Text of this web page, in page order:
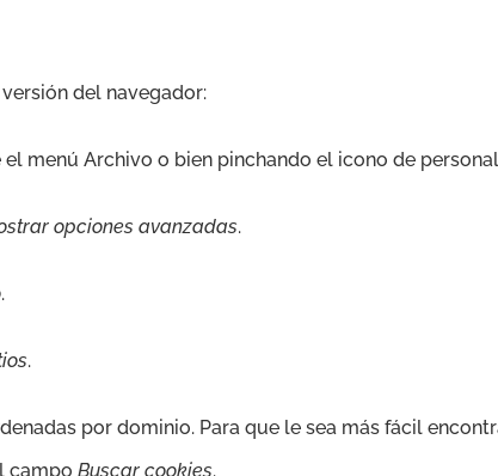
del navegador:
menú Archivo o bien pinchando el icono de
opciones avanzadas.
.
.
por dominio. Para que le sea más fácil
campo Buscar cookies.